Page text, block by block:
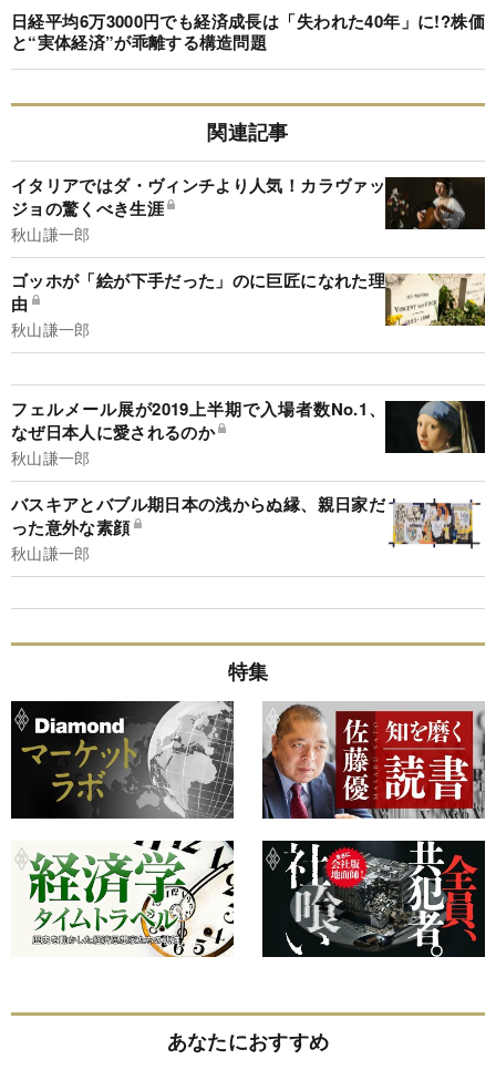
日経平均6万3000円でも経済成長は「失われた40年」に!?株価
と“実体経済”が乖離する構造問題
関連記事
イタリアではダ・ヴィンチより人気！カラヴァッ
ジョの驚くべき生涯
秋山謙一郎
ゴッホが「絵が下手だった」のに巨匠になれた理
由
秋山謙一郎
フェルメール展が2019上半期で入場者数No.1、
なぜ日本人に愛されるのか
秋山謙一郎
バスキアとバブル期日本の浅からぬ縁、親日家だ
った意外な素顔
秋山謙一郎
特集
あなたにおすすめ